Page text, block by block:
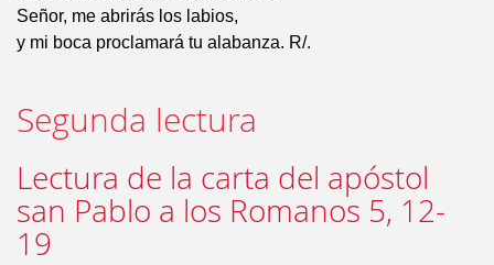
Señor, me abrirás los labios,
y mi boca proclamará tu alabanza. R/.
Segunda lectura
Lectura de la carta del apóstol
san Pablo a los Romanos 5, 12-
19